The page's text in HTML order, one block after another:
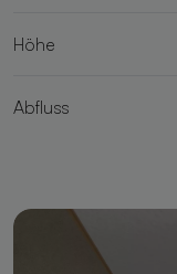
Höhe
Abfluss